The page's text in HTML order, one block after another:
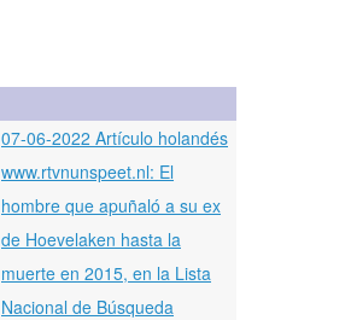
07-06-2022 Artículo holandés
www.rtvnunspeet.nl: El
hombre que apuñaló a su ex
de Hoevelaken hasta la
muerte en 2015, en la Lista
Nacional de Búsqueda